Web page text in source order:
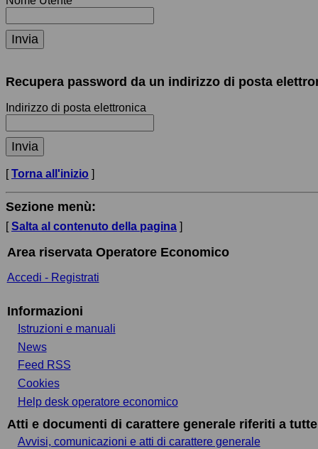
Recupera password da un indirizzo di posta
Indirizzo di posta elettronica
[Torna all'inizio ]
Sezione menù:
[Salta al contenuto della pagina ]
Area riservata Operatore Economico
Accedi - Registrati
Informazioni
Istruzioni e manuali
News
Feed RSS
Cookies
Help desk operatore economico
Atti e documenti di carattere generale riferiti a
Avvisi, comunicazioni e atti di carattere generale